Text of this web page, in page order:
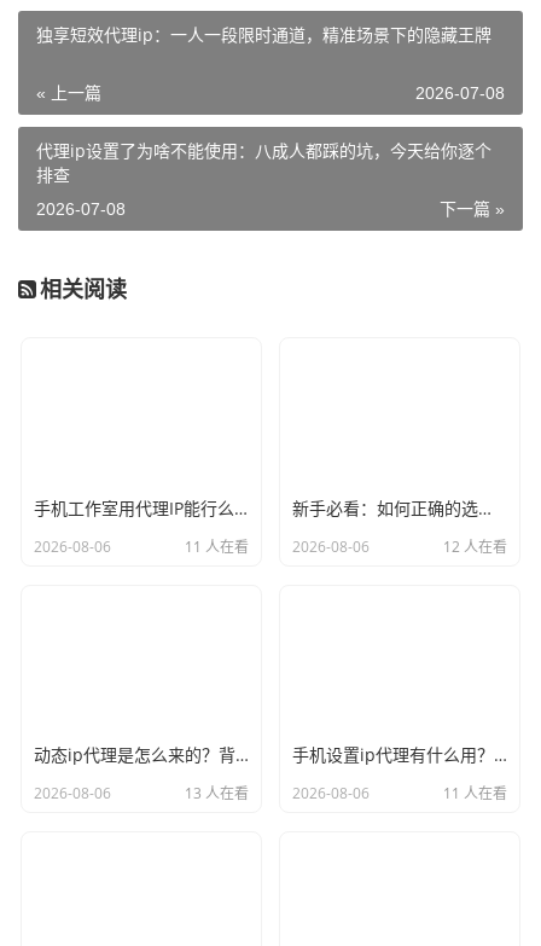
独享短效代理ip：一人一段限时通道，精准场景下的隐藏王牌
« 上一篇 2026-07-08
代理ip设置了为啥不能使用：八成人都踩的坑，今天给你逐个
排查
下一篇 »
2026-07-08
相关阅读
手机工作室用代理IP能行么？过来人的经验告诉你答案
2026-08-06 11 人在看
新手必看：如何正确的选择代理ip软件，别再交智商税了
2026-08-06 12 人在看
动态ip代理是怎么来的？背后的原理比你想象的精彩
2026-08-06 13 人在看
手机设置ip代理有什么用？不只是改定位那么简单
2026-08-06 11 人在看